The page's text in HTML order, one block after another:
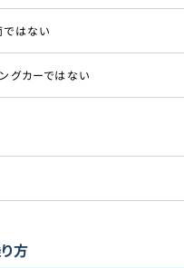
はない
グカーではない
方